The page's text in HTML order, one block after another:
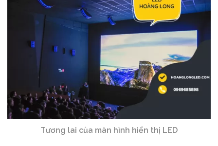
Tương lai của màn hình hiển thị LED